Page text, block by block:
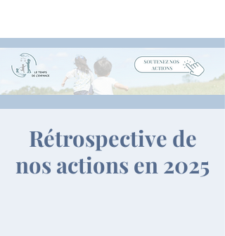
Rétrospective de
nos actions en 2025